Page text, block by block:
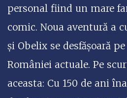
personal fiind un mare
comic. Noua aventură a
și Obelix se desfășoară
României actuale. Pe
aceasta: Cu 150 de ani